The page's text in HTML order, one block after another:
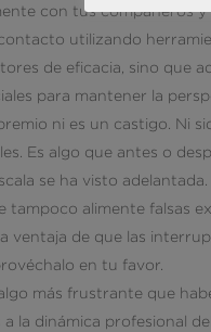
con tus compañeros
utilizando
de eficacia, sino que
para mantener la
ni es un castigo. Ni
Es algo que antes o
se ha visto
alimente falsas
ventaja de que las
en tu favor.
más frustrante que
la dinámica profesional